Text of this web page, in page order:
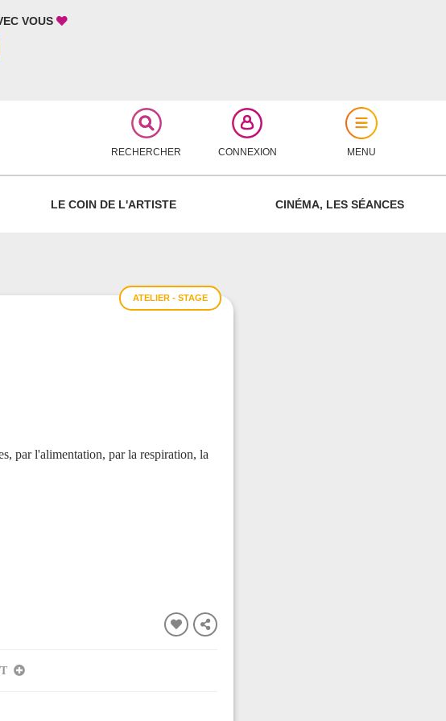
VOUS
RECHERCHER CONNEXION MENU
LE COIN DE L'ARTISTE CINÉMA, LES SÉANCES
ATELIER - STAGE
par l'alimentation, par la respiration, la
FERMER